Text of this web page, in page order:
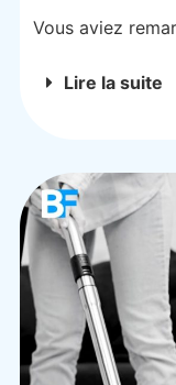
Vous aviez
Lire la suite